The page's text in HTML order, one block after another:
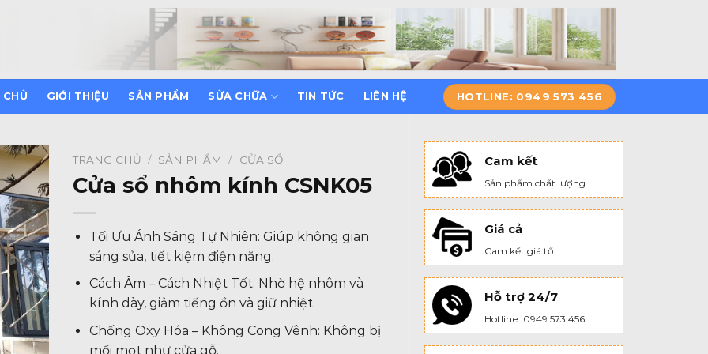
GIỚI THIỆU SẢN PHẨM SỬA CHỮA TIN TỨC LIÊN HỆ HOTLINE: 0949 573 456
Cam kết
Sản phẩm chất lượng
Giá cả
Cam kết giá tốt
Hỗ trợ 24/7
Hotline: 0949 573 456
TRANG CHỦ / SẢN PHẨM / CỬA SỔ
Cửa sổ nhôm kính CSNK05
Tối Ưu Ánh Sáng Tự Nhiên: Giúp không gian
sáng sủa, tiết kiệm điện năng.
Cách Âm – Cách Nhiệt Tốt: Nhờ hệ nhôm và
kính dày, giảm tiếng ồn và giữ nhiệt.
Chống Oxy Hóa – Không Cong Vênh: Không bị
mối mọt như cửa gỗ.